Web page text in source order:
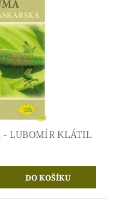
- LUBOMÍR KLÁTIL